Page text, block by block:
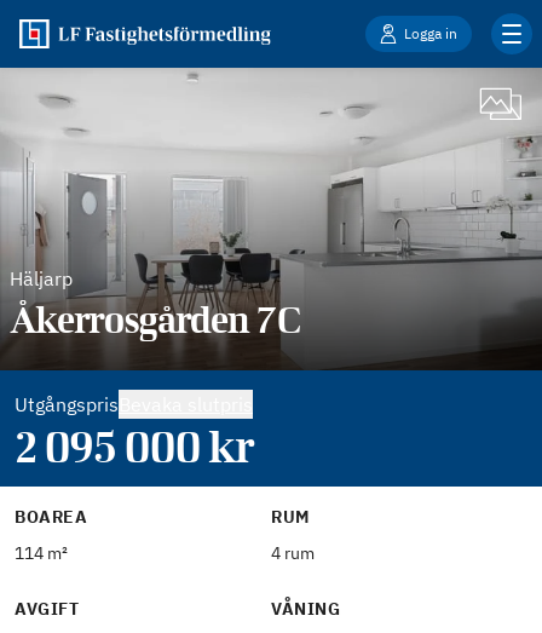
Logga in
Häljarp
Åkerrosgården 7C
Utgångspris
2 095 000kr
BOAREA
114 m²
RUM
4 rum
AVGIFT
VÅNING